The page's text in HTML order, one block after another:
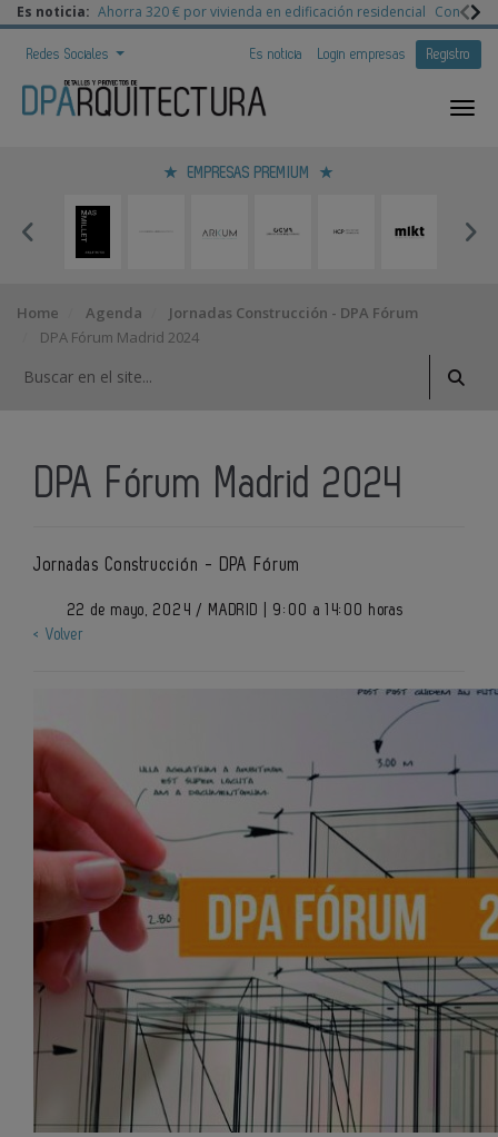
Es noticia: Ahorra 320 € por vivienda en edificación residencial
Redes Sociales Es noticia Login empresas Registro
EMPRESAS PREMIUM
Home Agenda
Jornadas Construcción - DPA Fórum
DPA Fórum Madrid 2024
DPA Fórum Madrid 2024
Jornadas Construcción - DPA Fórum
22 de mayo, 2024 / MADRID | 9:00 a 14:00 horas
< Volver